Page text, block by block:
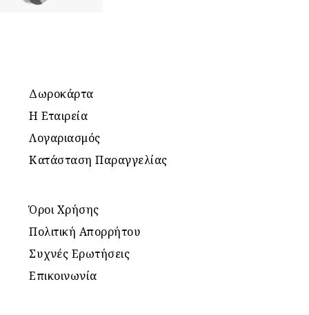
Δωροκάρτα
Η Εταιρεία
Λογαριασμός
Κατάσταση Παραγγελίας
Όροι Χρήσης
Πολιτική Απορρήτου
Συχνές Ερωτήσεις
Επικοινωνία